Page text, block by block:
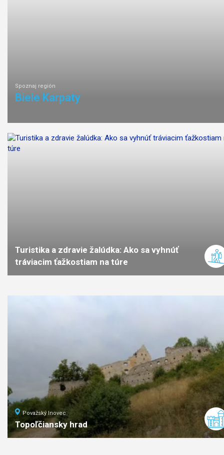
Spoznaj región
Biele Karpaty
Turistika a zdravie žalúdka: Ako sa vyhnúť
tráviacim ťažkostiam na túre
Považský Inovec
Topoľčiansky hrad